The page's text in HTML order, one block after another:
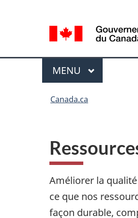
de
la
langue
selection
Menu
MENU PRINCIPAL
Canada.ca
Améliorer la
ce que nos
façon durable,